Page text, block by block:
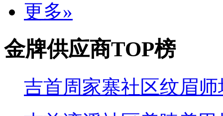
更多»
金牌供应商TOP榜